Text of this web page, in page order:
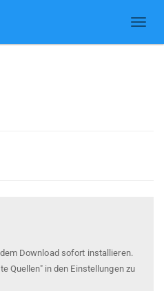
Download sofort installieren.
Quellen" in den Einstellungen zu